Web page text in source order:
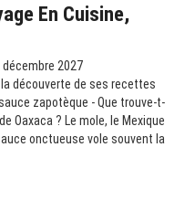
En Cuisine,
décembre 2027
découverte de ses recettes
zapotèque - Que trouve-t-
Oaxaca ? Le mole, le Mexique
onctueuse vole souvent la